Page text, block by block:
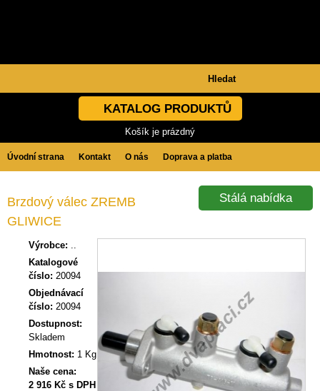
KATALOG PRODUKTŮ
Košík je prázdný
Úvodní strana Kontakt O nás Doprava a platba
Brzdový válec ZREMB
GLIWICE
Výrobce: ..
Katalogové
číslo: 20094
Objednávací
číslo: 20094
Dostupnost:
Skladem
Hmotnost: 1 Kg
Naše cena:
2 916 Kč s DPH
Stálá nabídka